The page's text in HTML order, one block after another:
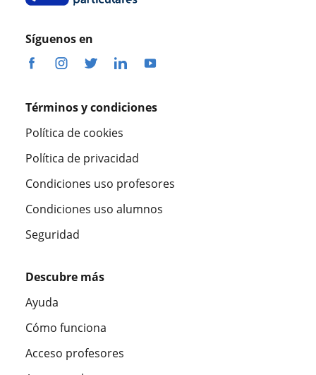
Síguenos en
Términos y condiciones
Política de cookies
Política de privacidad
Condiciones uso profesores
Condiciones uso alumnos
Seguridad
Descubre más
Ayuda
Cómo funciona
Acceso profesores